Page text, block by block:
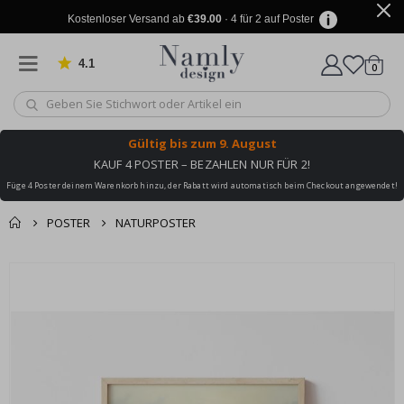
Kostenloser Versand ab €39.00· 4 für 2 auf Poster
4.1 von 1025 Bewertungen
Wagen
0
Gültig bis zum 9. August
KAUF 4 POSTER – BEZAHLEN NUR FÜR 2!
Füge 4 Poster deinem Warenkorb hinzu, der Rabatt wird automatisch beim Checkout angewendet!
POSTER NATURPOSTER